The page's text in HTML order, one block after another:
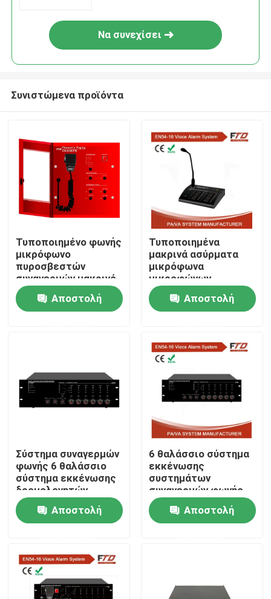
Σπίτι
Προϊόντα
Γύρος εργοστασίων
Μας ελάτε σε επαφή με
Ειδήσεις
Περιπτώσεις
Ενισχυτής συστημάτων PA
Να συνεχίσει
Συνιστώμενα προϊόντα
Τυποποιημένο φωνής
μικρόφωνο
πυροσβεστών
συναγερμών μακρινό
Αποστολή
Τυποποιημένα
μακρινά ασύρματα
μικρόφωνα
μικροφώνων
σελιδοποίησης
Αποστολή
Σύστημα συναγερμών
φωνής 6 θαλάσσιο
σύστημα εκκένωσης
δρομολογητών
εκκένωσης φωνής
ζώνης 500WΑποστολή
6 θαλάσσιο σύστημα
εκκένωσης
συστημάτων
συναγερμών φωνής
ζώνης
Αποστολή